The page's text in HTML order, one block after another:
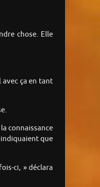
chose. Elle
avec ça en tant
connaissance
indiquaient que
ci, » déclara